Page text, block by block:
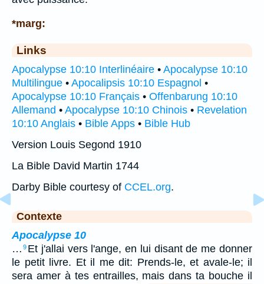
*marg:
Links
Apocalypse 10:10 Interlinéaire • Apocalypse 10:10
Multilingue • Apocalipsis 10:10 Espagnol •
Apocalypse 10:10 Français • Offenbarung 10:10
Allemand • Apocalypse 10:10 Chinois • Revelation
10:10 Anglais • Bible Apps • Bible Hub
Version Louis Segond 1910
La Bible David Martin 1744
Darby Bible courtesy of CCEL.org.
Contexte
Apocalypse 10
… 9 Et j'allai vers l'ange, en lui disant de me donner
le petit livre. Et il me dit: Prends-le, et avale-le; il
sera amer à tes entrailles, mais dans ta bouche il